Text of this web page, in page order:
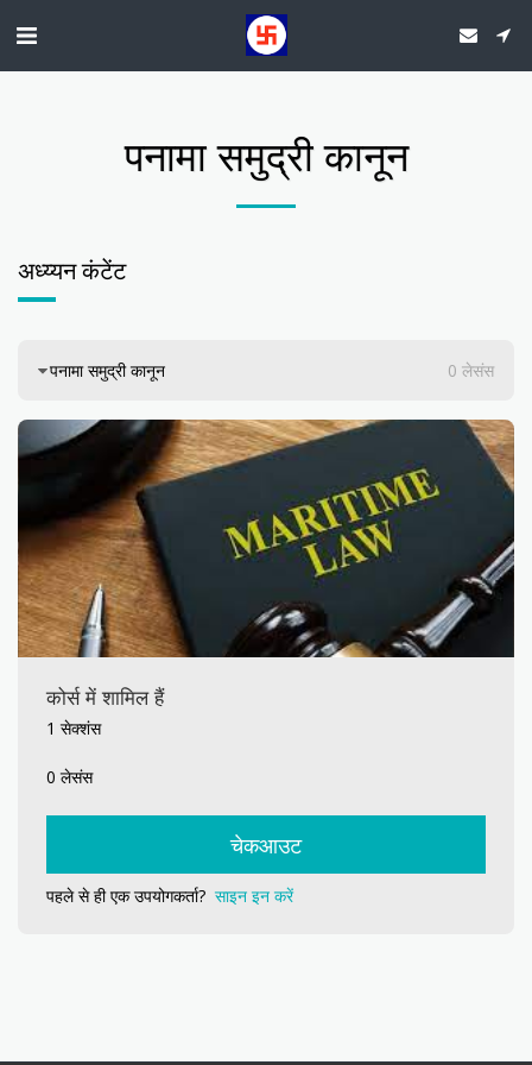
पनामा समुद्री कानून
अध्य्यन कंटेंट
पनामा समुद्री कानून 0 लेसंस
कोर्स में शामिल हैं
1 सेक्शंस
0 लेसंस
चेकआउट
पहले से ही एक उपयोगकर्ता? साइन इन करें